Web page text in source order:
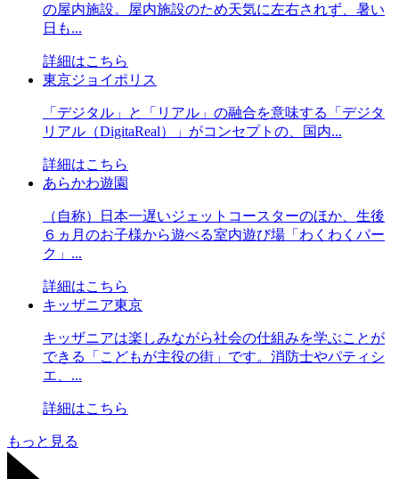
の屋内施設。屋内施設のため天気に左右されず、暑い
日も...
詳細はこちら
東京ジョイポリス
「デジタル」と「リアル」の融合を意味する「デジタ
リアル（DigitaReal）」がコンセプトの、国内...
詳細はこちら
あらかわ遊園
（自称）日本一遅いジェットコースターのほか、生後
６ヵ月のお子様から遊べる室内遊び場「わくわくパー
ク」...
詳細はこちら
キッザニア東京
キッザニアは楽しみながら社会の仕組みを学ぶことが
できる「こどもが主役の街」です。消防士やパティシ
エ、...
詳細はこちら
もっと見る